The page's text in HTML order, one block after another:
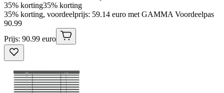
35% korting35% korting
35% korting, voordeelprijs: 59.14 euro met GAMMA Voordeelpas
90.99
Prijs: 90.99 euro